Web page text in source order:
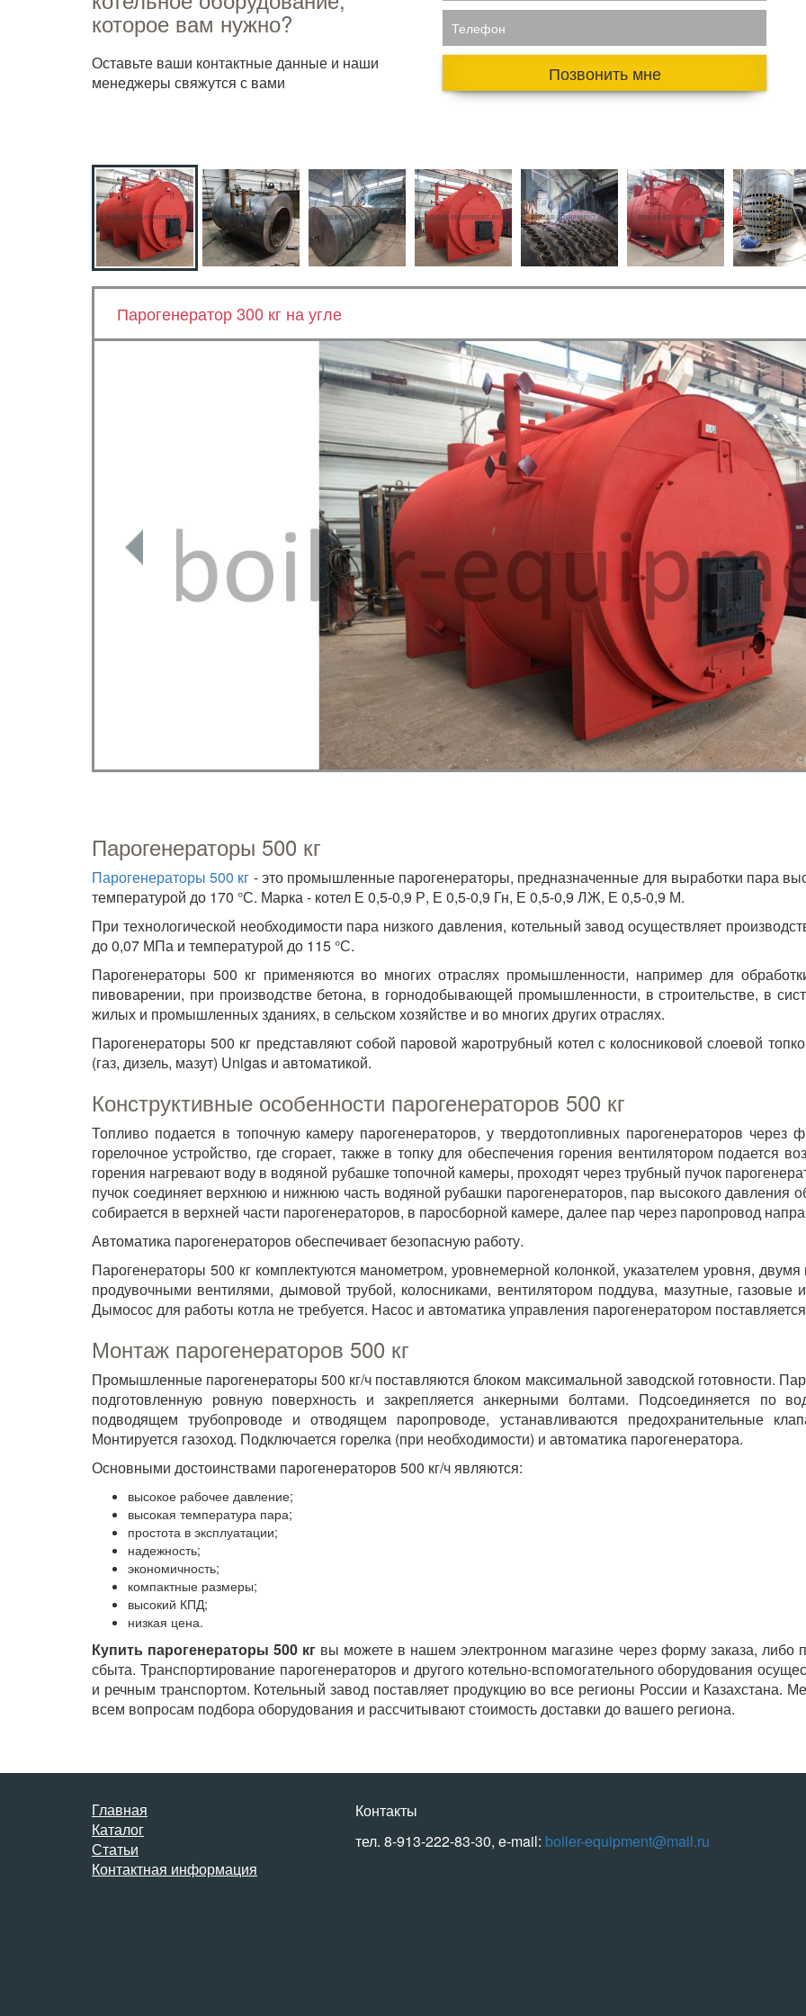
которое вам нужно?
Оставьте ваши контактные данные и наши
менеджеры свяжутся с вами
Телефон
Позвонить мне
Парогенератор 300 кг на угле
Парогенераторы 500 кг
Парогенераторы 500 кг - это промышленные парогенераторы, предназначенные для выработки пара
температурой до 170 °С. Марка - котел Е 0,5-0,9 Р, Е 0,5-0,9 Гн, Е 0,5-0,9 ЛЖ, Е 0,5-0,9 М.
При технологической необходимости пара низкого давления, котельный завод осуществляет
до 0,07 МПа и температурой до 115 °С.
Парогенераторы 500 кг применяются во многих отраслях промышленности, например для
пивоварении, при производстве бетона, в горнодобывающей промышленности, в строительстве, в
жилых и промышленных зданиях, в сельском хозяйстве и во многих других отраслях.
Парогенераторы 500 кг представляют собой паровой жаротрубный котел с колосниковой слоевой
(газ, дизель, мазут) Unigas и автоматикой.
Конструктивные особенности парогенераторов 500 кг
Топливо подается в топочную камеру парогенераторов, у твердотопливных парогенераторов через
горелочное устройство, где сгорает, также в топку для обеспечения горения вентилятором подается
горения нагревают воду в водяной рубашке топочной камеры, проходят через трубный пучок
пучок соединяет верхнюю и нижнюю часть водяной рубашки парогенераторов, пар высокого давления
собирается в верхней части парогенераторов, в паросборной камере, далее пар через паропровод
Автоматика парогенераторов обеспечивает безопасную работу.
Парогенераторы 500 кг комплектуются манометром, уровнемерной колонкой, указателем уровня,
продувочными вентилями, дымовой трубой, колосниками, вентилятором поддува, мазутные, газовые
Дымосос для работы котла не требуется. Насос и автоматика управления парогенератором
Монтаж парогенераторов 500 кг
Промышленные парогенераторы 500 кг/ч поставляются блоком максимальной заводской готовности.
подготовленную ровную поверхность и закрепляется анкерными болтами. Подсоединяется по
подводящем трубопроводе и отводящем паропроводе, устанавливаются предохранительные
Монтируется газоход. Подключается горелка (при необходимости) и автоматика парогенератора.
Основными достоинствами парогенераторов 500 кг/ч являются:
высокое рабочее давление;
высокая температура пара;
простота в эксплуатации;
надежность;
экономичность;
компактные размеры;
высокий КПД;
низкая цена.
Купить парогенераторы 500 кг вы можете в нашем электронном магазине через форму заказа, либо
сбыта. Транспортирование парогенераторов и другого котельно-вспомогательного оборудования
и речным транспортом. Котельный завод поставляет продукцию во все регионы России и Казахстана.
всем вопросам подбора оборудования и рассчитывают стоимость доставки до вашего региона.
Главная
Каталог
Статьи
Контактная информация
Контакты
тел. 8-913-222-83-30, e-mail: boiler-equipment@mail.ru